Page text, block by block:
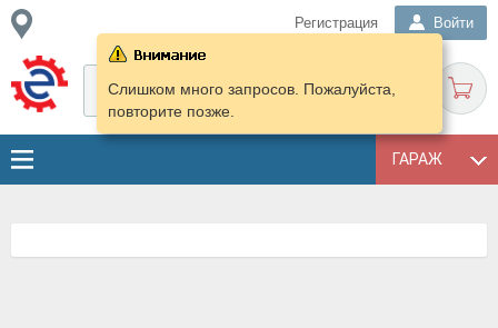
Регистрация Войти
ГАРАЖ
Слишком много запросов. Пожалуйста,
повторите позже.